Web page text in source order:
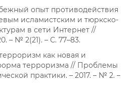
опыт противодействия
исламистским и тюркско-
в сети Интернет //
– № 2(21). – С. 77–83.
как новая и
терроризма // Проблемы
практики. – 2017. – № 2. –